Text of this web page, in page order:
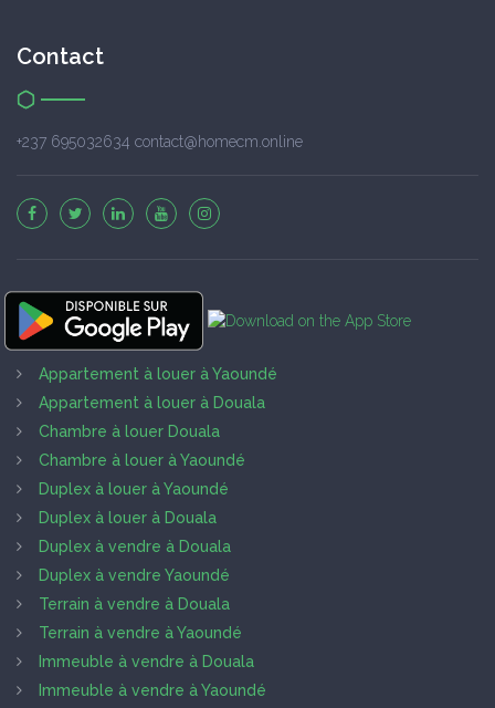
Contact
+237 695032634 contact@homecm.online
Appartement à louer à Yaoundé
Appartement à louer à Douala
Chambre à louer Douala
Chambre à louer à Yaoundé
Duplex à louer à Yaoundé
Duplex à louer à Douala
Duplex à vendre à Douala
Duplex à vendre Yaoundé
Terrain à vendre à Douala
Terrain à vendre à Yaoundé
Immeuble à vendre à Douala
Immeuble à vendre à Yaoundé